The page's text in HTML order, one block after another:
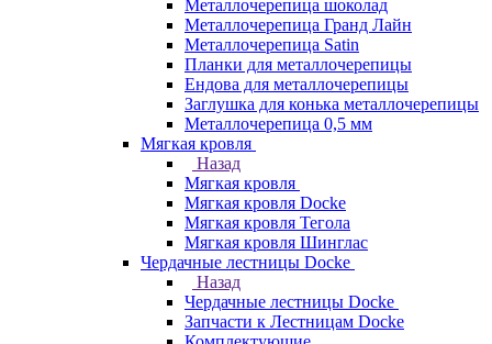
Металлочерепица шоколад
Металлочерепица Гранд Лайн
Металлочерепица Satin
Планки для металлочерепицы
Ендова для металлочерепицы
Заглушка для конька металлочерепицы
Металлочерепица 0,5 мм
Мягкая кровля
Назад
Мягкая кровля
Мягкая кровля Docke
Мягкая кровля Тегола
Мягкая кровля Шинглас
Чердачные лестницы Docke
Назад
Чердачные лестницы Docke
Запчасти к Лестницам Docke